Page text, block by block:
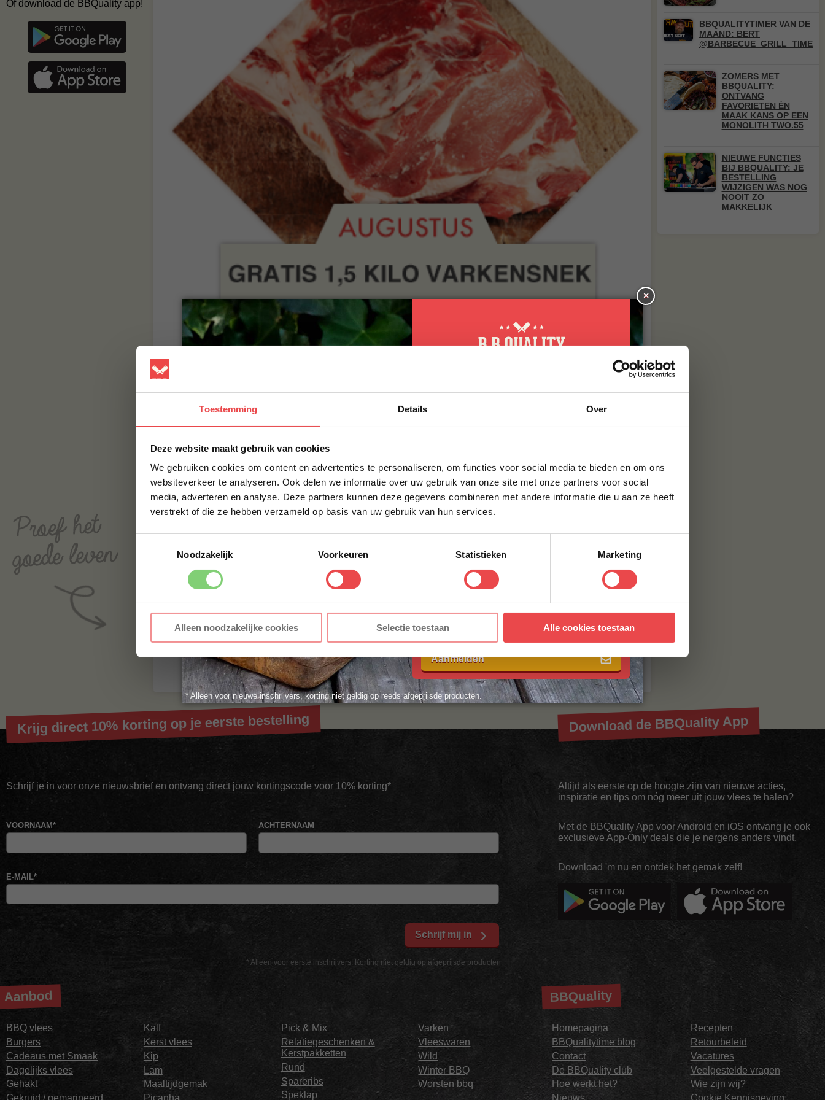
Toestemming Details Over
Deze website maakt gebruik van cookies
We gebruiken cookies om content en advertenties te personaliseren, om functies voor social media te bieden en om ons
websiteverkeer te analyseren. Ook delen we informatie over uw gebruik van onze site met onze partners voor social
media, adverteren en analyse. Deze partners kunnen deze gegevens combineren met andere informatie die u aan ze heeft
verstrekt of die ze hebben verzameld op basis van uw gebruik van hun services.
Noodzakelijk
Voorkeuren Statistieken Marketing
Alleen noodzakelijke cookies Selectie toestaan Alle cookies toestaan
Of download de BBQuality app!
Deze maand krijg je bij een bestelling boven de €100,- 1,5 kilo
Varkensnek/
helemaal gratis. Dit is de aanbieding voor de maand Augustus. Plaats dus snel een
BBQUALITYTIMER VAN DE
MAAND: BERT
@BARBECUE_GRILL_TIME
ZOMERS MET
BBQUALITY:
ONTVANG
FAVORIETEN ÉN
MAAK KANS OP EEN
MONOLITH TWO.55
NIEUWE FUNCTIES
BIJ BBQUALITY: JE
BESTELLING
WIJZIGEN WAS NOG
NOOIT ZO
MAKKELIJK
×
10% korting op je
eerste bestelling*
VOORNAAM*
E-MAILADRES*
voorwaarden.
Aanmelden
* Alleen voor nieuwe inschrijvers, korting niet geldig op reeds afgeprijsde producten.
Krijg direct 10% korting op je eerste bestelling
Schrijf je in voor onze nieuwsbrief en ontvang direct jouw kortingscode voor 10% korting*
* Alleen voor eerste inschrijvers. Korting niet geldig op afgeprijsde producten
VOORNAAM* ACHTERNAAM
E-MAIL*
Schrijf mij in
Download de BBQuality App
Altijd als eerste op de hoogte zijn van nieuwe acties,
inspiratie en tips om nóg meer uit jouw vlees te halen?
Met de BBQuality App voor Android en iOS ontvang je ook
exclusieve App-Only deals die je nergens anders vindt.
Download 'm nu en ontdek het gemak zelf!
Aanbod
BBQ vlees
Burgers
Cadeaus met Smaak
Dagelijks vlees
Gehakt
Kalf
Kerst vlees
Kip
Lam
Maaltijdgemak
Pick & Mix
Relatiegeschenken &
Kerstpakketten
Rund
Spareribs
Speklap
Varken
Vleeswaren
Wild
Winter BBQ
Worsten bbq
BBQuality
Homepagina
BBQualitytime blog
Contact
De BBQuality club
Hoe werkt het?
Recepten
Retourbeleid
Vacatures
Veelgestelde vragen
Wie zijn wij?